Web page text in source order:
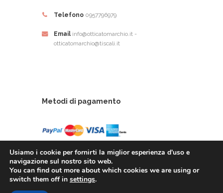
Telefono 0957796979
Email info@otticatomarchio.it -
otticatomarchio@tiscali.it
Metodi di pagamento
Ottica Tomarchio di Tomachio Rosario Alfio - Via
Usiamo i cookie per fornirti la miglior esperienza d'uso e
navigazione sul nostro sito web.
You can find out more about which cookies we are using or
switch them off in settings.